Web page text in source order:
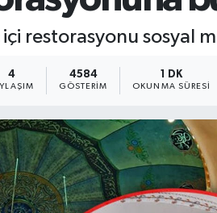
içi restorasyonu sosyal
4 4584
GÖSTERIM
1 DK
OKUNMA SÜRESI